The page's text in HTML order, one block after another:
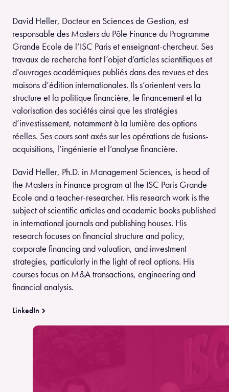
David Heller, Docteur en Sciences de Gestion, est
responsable des Masters du Pôle Finance du Programme
Grande Ecole de l’ISC Paris et enseignant-chercheur. Ses
travaux de recherche font l’objet d’articles scientifiques et
d’ouvrages académiques publiés dans des revues et des
maisons d’édition internationales. Ils s’orientent vers la
structure et la politique financière, le financement et la
valorisation des sociétés ainsi que les stratégies
d’investissement, notamment à la lumière des options
réelles. Ses cours sont axés sur les opérations de fusions-
acquisitions, l’ingénierie et l’analyse financière.
David Heller, Ph.D. in Management Sciences, is head of
the Masters in Finance program at the ISC Paris Grande
Ecole and a teacher-researcher. His research work is the
subject of scientific articles and academic books published
in international journals and publishing houses. His
research focuses on financial structure and policy,
corporate financing and valuation, and investment
strategies, particularly in the light of real options. His
courses focus on M&A transactions, engineering and
financial analysis.
LinkedIn